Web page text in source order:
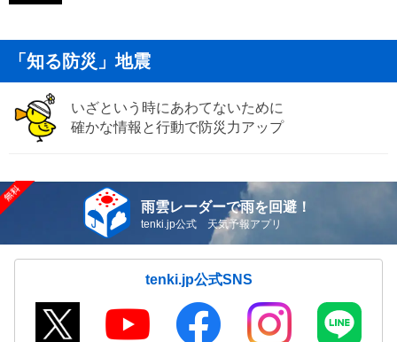
「知る防災」地震
いざという時にあわてないために
確かな情報と行動で防災力アップ
雨雲レーダーで雨を回避！
tenki.jp公式 天気予報アプリ
tenki.jp公式SNS